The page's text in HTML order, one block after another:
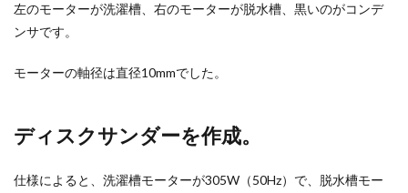
左のモーターが洗濯槽、右のモーターが脱水槽、黒いのがコンデ
ンサです。
モーターの軸径は直径10mmでした。
ディスクサンダーを作成。
仕様によると、洗濯槽モーターが305W（50Hz）で、脱水槽モー